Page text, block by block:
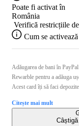
Poate fi activat în
România
Verifică restricțiile
Cum se activează
Adăugarea de bani în
Rewarble pentru a adăuga
Acest card îți să faci
Citește mai mult